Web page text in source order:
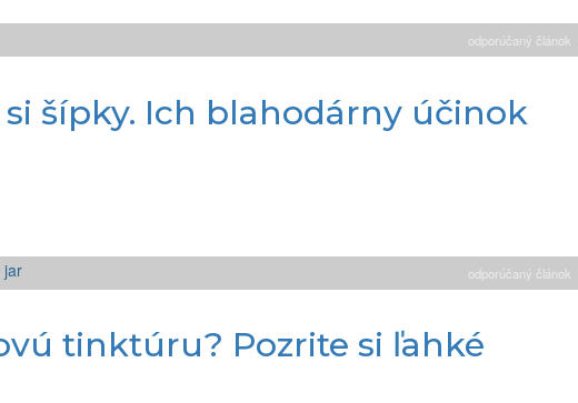
odporúčaný článok
šípky. Ich blahodárny účinok
odporúčaný článok
tinktúru? Pozrite si ľahké